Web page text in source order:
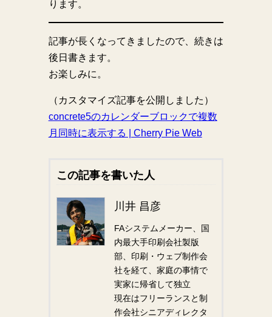
ります。
記事が長くなってきましたので、続きは
後日書きます。
お楽しみに。
（カスタマイズ記事を公開しました）
concrete5のカレンダーブロックで複数
月同時に表示する | Cherry Pie Web
この記事を書いた人
川井 昌彦
FAシステムメーカー、国
内最大手印刷会社製版
部、印刷・ウェブ制作会
社を経て、家庭の事情で
実家に帰省して独立
現在はフリーランスと制
作会社シニアディレクタ